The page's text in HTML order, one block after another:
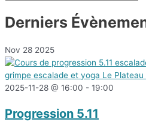
Derniers
Nov 28 2025
2025-11-28 @ 16:00 - 19:00
Progression 5.11